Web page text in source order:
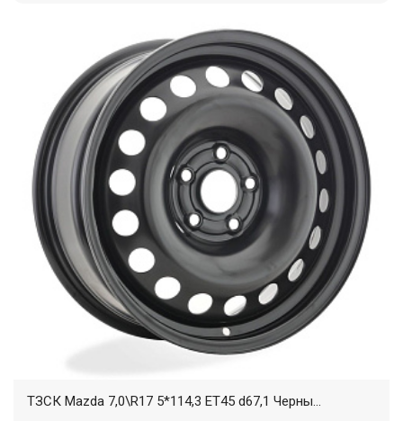
ТЗСК Mazda 7,0\R17 5*114,3 ET45 d67,1 Черны...